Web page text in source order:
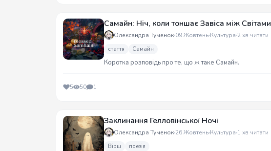
Самайн: Ніч, коли тоншає Завіса між Світами
Олександра Туменок 09 Жовтень Культура 2 хв читати
стаття Самайн
Коротка розповідь про те, що ж таке Самайн.
5 50 1
Заклинання Гелловінської Ночі
Олександра Туменок 26 Жовтень Культура 1 хв читати
Вірш поезія